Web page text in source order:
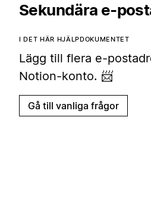
Sekundära e-
I DET HÄR HJÄLPDOKUMENTET
Lägg till flera e-
Notion-konto. 📨
Gå till vanliga frågor